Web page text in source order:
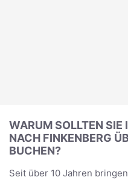
WARUM SOLLTEN SIE
NACH FINKENBERG
BUCHEN?
Seit über 10 Jahren